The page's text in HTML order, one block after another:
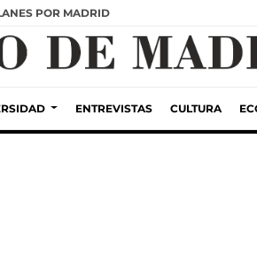
POR MADRID
ENTREVISTAS CULTURA